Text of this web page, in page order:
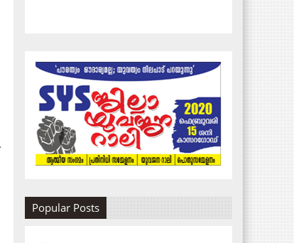
Popular Posts